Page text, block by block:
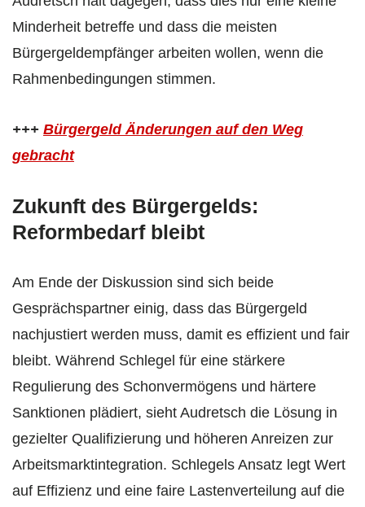
Minderheit betreffe und dass die meisten
Bürgergeldempfänger arbeiten wollen, wenn die
Rahmenbedingungen stimmen.
+++ Bürgergeld Änderungen auf den Weg
gebracht
Zukunft des Bürgergelds:
Reformbedarf bleibt
Am Ende der Diskussion sind sich beide
Gesprächspartner einig, dass das Bürgergeld
nachjustiert werden muss, damit es effizient und fair
bleibt. Während Schlegel für eine stärkere
Regulierung des Schonvermögens und härtere
Sanktionen plädiert, sieht Audretsch die Lösung in
gezielter Qualifizierung und höheren Anreizen zur
Arbeitsmarktintegration. Schlegels Ansatz legt Wert
auf Effizienz und eine faire Lastenverteilung auf die